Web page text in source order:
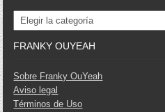
Categorías
FRANKY OUYEAH
Sobre Franky OuYeah
Aviso legal
Términos de Uso